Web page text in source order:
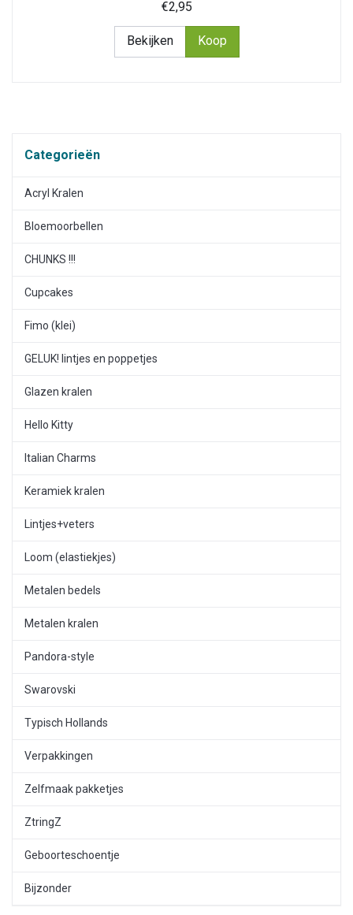
€2,95
Bekijken Koop
Categorieën
Acryl Kralen
Bloemoorbellen
CHUNKS !!!
Cupcakes
Fimo (klei)
GELUK! lintjes en poppetjes
Glazen kralen
Hello Kitty
Italian Charms
Keramiek kralen
Lintjes+veters
Loom (elastiekjes)
Metalen bedels
Metalen kralen
Pandora-style
Swarovski
Typisch Hollands
Verpakkingen
Zelfmaak pakketjes
ZtringZ
Geboorteschoentje
Bijzonder